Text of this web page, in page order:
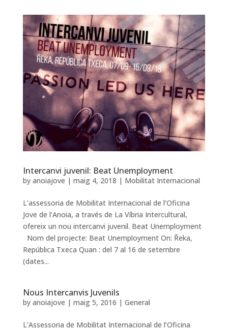
Intercanvi juvenil: Beat Unemployment
by anoiajove | maig 4, 2018 | Mobilitat Internacional
L’assessoria de Mobilitat Internacional de l’Oficina
Jove de l’Anoia, a través de La Víbria Intercultural,
ofereix un nou intercanvi juvenil. Beat Unemployment
Nom del projecte: Beat Unemployment On: Řeka,
República Txeca Quan : del 7 al 16 de setembre
(dates...
Nous Intercanvis Juvenils
by anoiajove | maig 5, 2016 | General
L’Assessoria de Mobilitat Internacional de l’Oficina